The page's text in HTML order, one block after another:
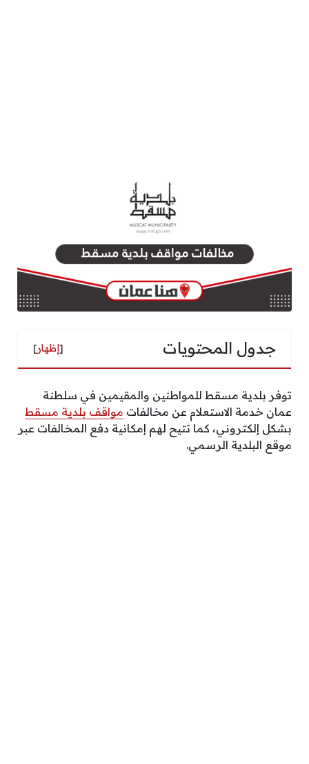
جدول المحتويات [إظهار]
توفر بلدية مسقط للمواطنين والمقيمين في سلطنة
عمان خدمة الاستعلام عن مخالفات مواقف بلدية مسقط
بشكل إلكتروني، كما تتيح لهم إمكانية دفع المخالفات عبر
موقع البلدية الرسمي.